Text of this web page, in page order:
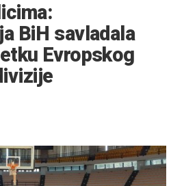
BiH savladala
Evropskog